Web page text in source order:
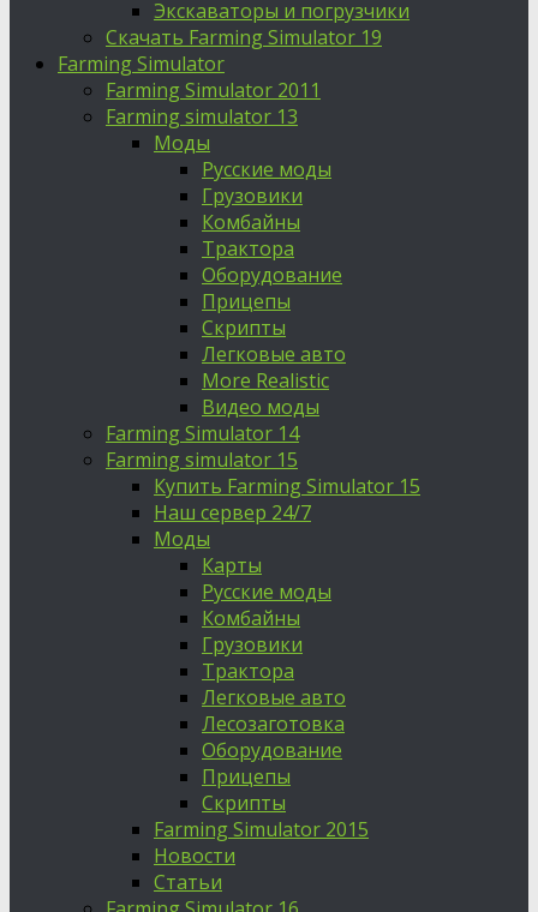
Экскаваторы и погрузчики
Скачать Farming Simulator 19
Farming Simulator
Farming Simulator 2011
Farming simulator 13
Моды
Русские моды
Грузовики
Комбайны
Трактора
Оборудование
Прицепы
Скрипты
Легковые авто
More Realistic
Видео моды
Farming Simulator 14
Farming simulator 15
Купить Farming Simulator 15
Наш сервер 24/7
Моды
Карты
Русские моды
Комбайны
Грузовики
Трактора
Легковые авто
Лесозаготовка
Оборудование
Прицепы
Скрипты
Farming Simulator 2015
Новости
Статьи